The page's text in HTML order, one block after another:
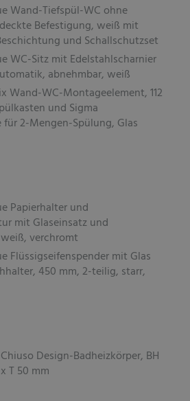
Wand-Tiefspül-WC ohne
Befestigung, weiß mit
und Schallschutzset
WC-Sitz mit Edelstahlscharnier
abnehmbar, weiß
Wand-WC-Montageelement, 112
und Sigma
2-Mengen-Spülung, Glas
Papierhalter und
mit Glaseinsatz und
verchromt
Flüssigseifenspender mit Glas
450 mm, 2-teilig, starr,
Design-Badheizkörper, BH
T 50 mm